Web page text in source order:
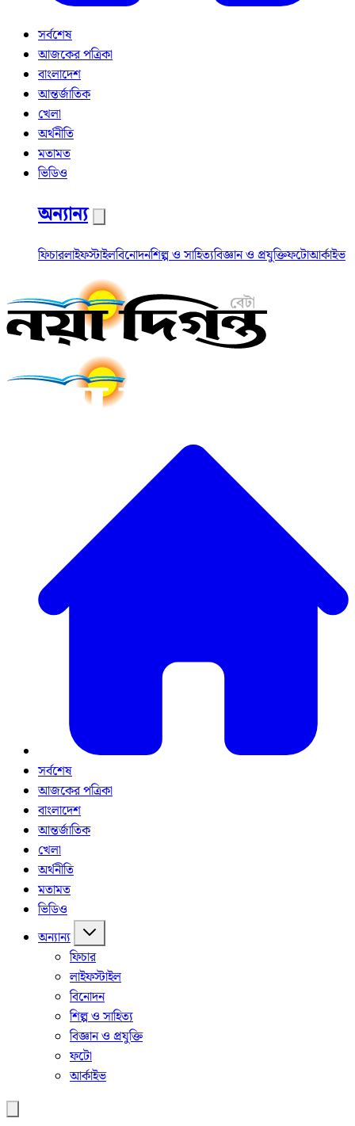
সর্বশেষ
আজকের পত্রিকা
বাংলাদেশ
আন্তর্জাতিক
খেলা
অর্থনীতি
মতামত
ভিডিও
অন্যান্য
ফিচারলাইফস্টাইলবিনোদনশিল্প ও সাহিত্যবিজ্ঞান ও প্রযুক্তিফটোআর্কাইভ
সর্বশেষ
আজকের পত্রিকা
বাংলাদেশ
আন্তর্জাতিক
খেলা
অর্থনীতি
মতামত
ভিডিও
অন্যান্য
ফিচার
লাইফস্টাইল
বিনোদন
শিল্প ও সাহিত্য
বিজ্ঞান ও প্রযুক্তি
ফটো
আর্কাইভ